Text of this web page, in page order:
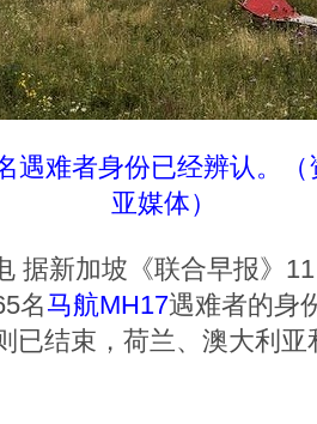
遇难者身份已经辨认。
亚媒体）
据新加坡《联合早报》
名马航MH17遇难者的身
已结束，荷兰、澳大利